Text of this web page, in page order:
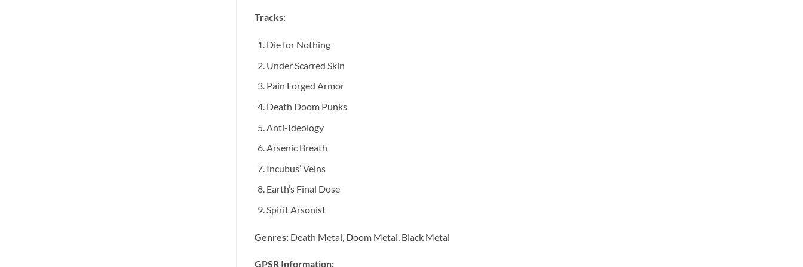
Tracks:
Die for Nothing
Under Scarred Skin
Pain Forged Armor
Death Doom Punks
Anti-Ideology
Arsenic Breath
Incubus’ Veins
Earth’s Final Dose
Spirit Arsonist
Genres:Death Metal, Doom Metal, Black Metal
GPSR Information: